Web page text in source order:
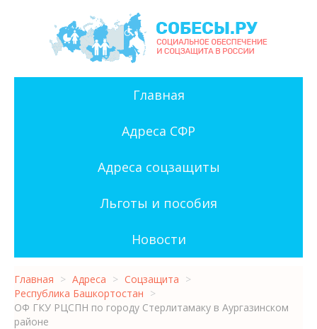
Главная
Адреса СФР
Адреса соцзащиты
Льготы и пособия
Новости
Главная > Адреса > Соцзащита >
Республика Башкортостан >
ОФ ГКУ РЦСПН по городу Стерлитамаку в Аургазинском
районе